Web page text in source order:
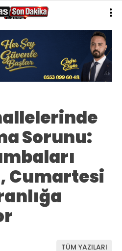
26.7
YAZARLAR
Sorunu:
Cumartesi
TÜM YAZILARI